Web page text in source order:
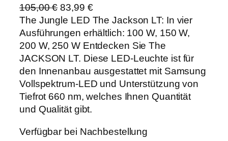
105,00€ U
r
s
p
r
ü
n
g
l
c
83,99 €A
k
t
u
e
l
l
e
r
The Jungle LED The Jackson LT: In vier
Ausführungen erhältlich: 100 W, 150 W,
200 W, 250 W Entdecken Sie The
JACKSON LT. Diese LED-Leuchte ist für
den Innenanbau ausgestattet mit Samsung
Vollspektrum-LED und Unterstützung von
Tiefrot 660 nm, welches Ihnen Quantität
und Qualität gibt.
Verfügbar bei Nachbestellung